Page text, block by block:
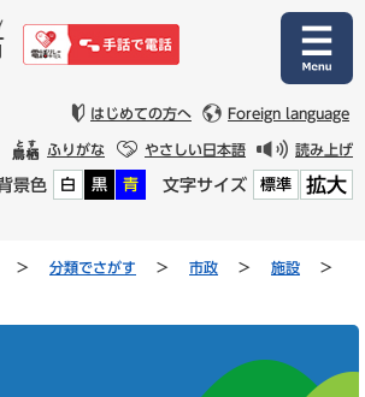
はじめての方へ Foreign language
ふりがな やさしい日本語 読み上げ
景色 白 黒 青 文字サイズ 標準 拡大
> 分類でさがす > 市政 > 施設
>